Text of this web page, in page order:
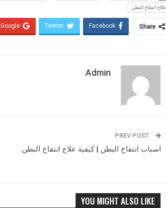
علاج انتفاخ البطن
Share
Facebook
Twitter
Google+
Admin
اسباب انتفاخ البطن | كيفية علاج انتفاخ البطن
YOU MIGHT ALSO LIKE